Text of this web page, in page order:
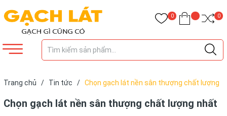
0 0
Trang chủ / Tin tức / Chọn gạch lát nền sân thượng chất lượng
Chọn gạch lát nền sân thượng chất lượng nhất